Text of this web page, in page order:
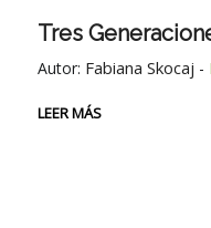
Tres
Autor: Fabiana Skocaj -
LEER MÁS